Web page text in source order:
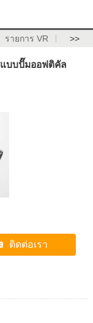
รายการ VR >>
แบบปั๊มออฟติคัล
ติดต่อเรา